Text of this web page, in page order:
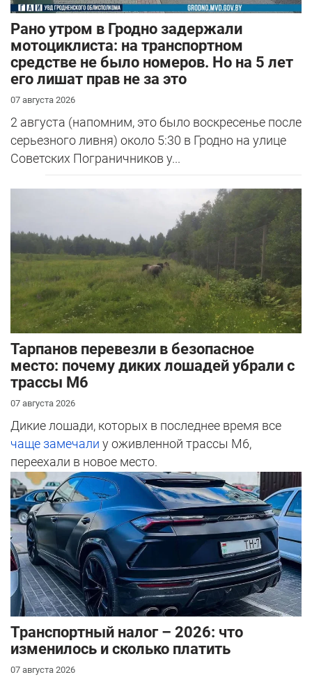
Рано утром в Гродно задержали
мотоциклиста: на транспортном
средстве не было номеров. Но на 5 лет
его лишат прав не за это
07 августа 2026
2 августа (напомним, это было воскресенье после
серьезного ливня) около 5:30 в Гродно на улице
Советских Пограничников у...
Тарпанов перевезли в безопасное
место: почему диких лошадей убрали с
трассы М6
07 августа 2026
Дикие лошади, которых в последнее время все
чаще замечали у оживленной трассы М6,
переехали в новое место.
Транспортный налог – 2026: что
изменилось и сколько платить
07 августа 2026